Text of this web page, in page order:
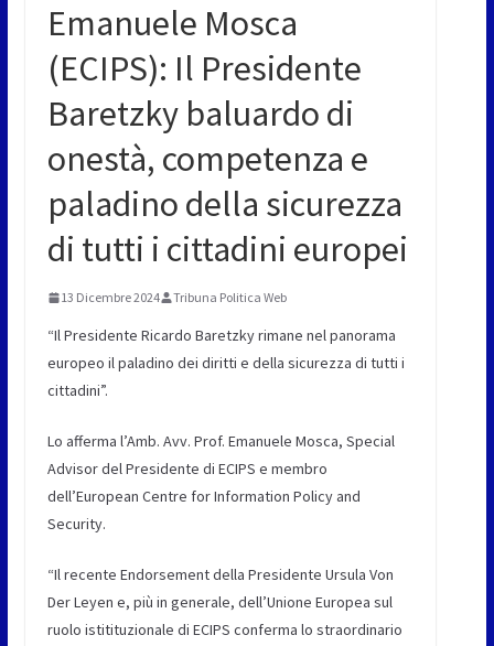
Emanuele Mosca
(ECIPS): Il Presidente
Baretzky baluardo di
onestà, competenza e
paladino della sicurezza
di tutti i cittadini europei
13 Dicembre 2024 Tribuna Politica Web
“Il Presidente Ricardo Baretzky rimane nel panorama
europeo il paladino dei diritti e della sicurezza di tutti i
cittadini”.
Lo afferma l’Amb. Avv. Prof. Emanuele Mosca, Special
Advisor del Presidente di ECIPS e membro
dell’European Centre for Information Policy and
Security.
“Il recente Endorsement della Presidente Ursula Von
Der Leyen e, più in generale, dell’Unione Europea sul
ruolo istitituzionale di ECIPS conferma lo straordinario